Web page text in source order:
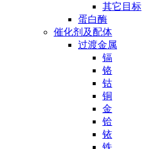
其它目标
蛋白酶
催化剂及配体
过渡金属
镉
铬
钴
铜
金
铪
铱